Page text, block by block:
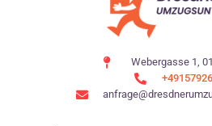
Webergasse 1,